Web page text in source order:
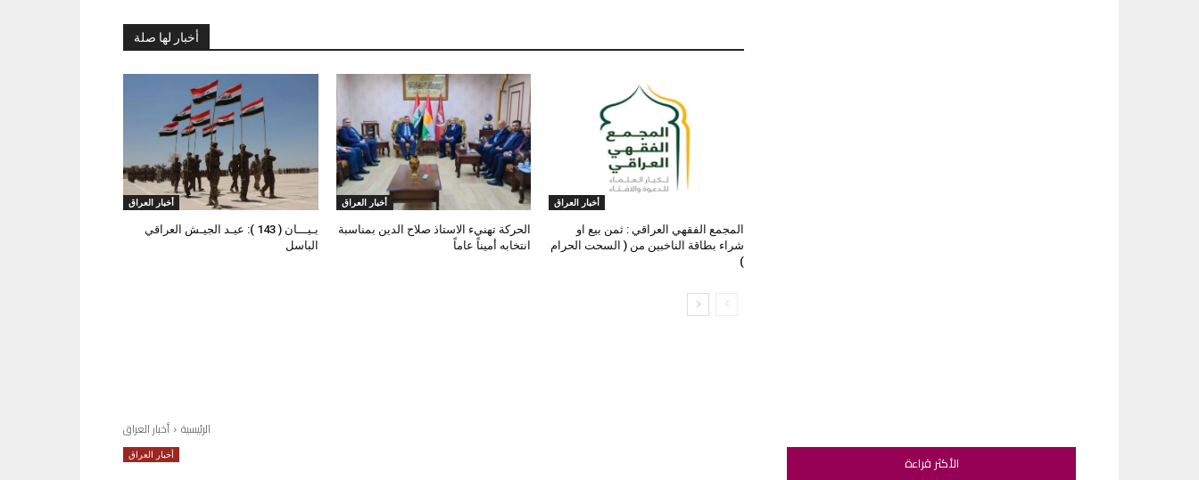
أخبار لها صلة
أخبار العراق
بـيـــان ( 143 ): عيـد الجيـش العراقي
الباسل
أخبار العراق
الحركة تهنيء الاستاذ صلاح الدين بمناسبة
انتخابه أميناً عاماً
أخبار العراق
المجمع الفقهي العراقي : ثمن بيع او
شراء بطاقة الناخبين من ( السحت الحرام
)